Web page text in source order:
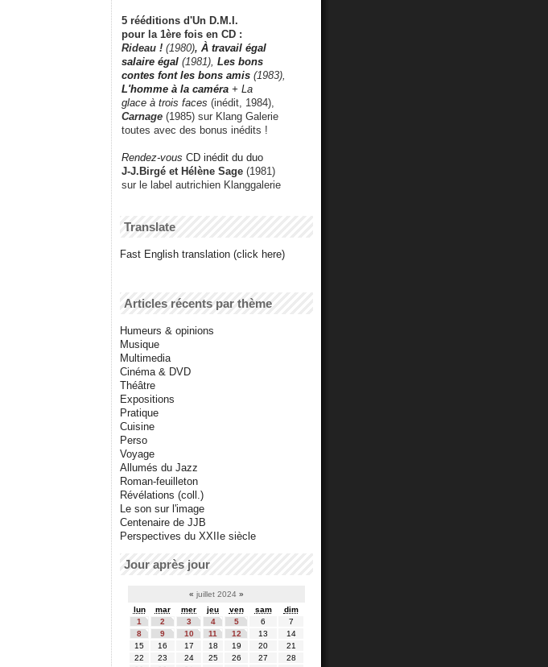
5 rééditions d'Un D.M.I.
pour la 1ère fois en CD :
Rideau ! (1980), À travail égal
salaire égal (1981), Les bons
contes font les bons amis (1983),
L'homme à la caméra + La
glace à trois faces (inédit, 1984),
Carnage (1985) sur Klang Galerie
toutes avec des bonus inédits !
Rendez-vous CD inédit du duo
J-J.Birgé et Hélène Sage (1981)
sur le label autrichien Klanggalerie
Translate
Fast English translation (click here)
Articles récents par thème
Humeurs & opinions
Musique
Multimedia
Cinéma & DVD
Théâtre
Expositions
Pratique
Cuisine
Perso
Voyage
Allumés du Jazz
Roman-feuilleton
Révélations (coll.)
Le son sur l'image
Centenaire de JJB
Perspectives du XXIIe siècle
Jour après jour
« juillet 2024 »
lun
mar mer jeu ven sam
dim
1
2 3 4 5 6
7
8
9 10 11 12 13
14
15
16 17 18 19 20
21
22
23 24 25 26 27
28